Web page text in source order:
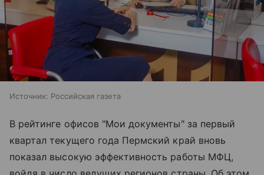
Источник: Российская газета
В рейтинге офисов "Мои документы" за первый
квартал текущего года Пермский край вновь
показал высокую эффективность работы МФЦ,